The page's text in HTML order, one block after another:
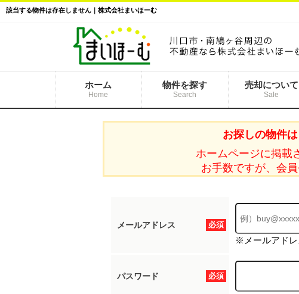
該当する物件は存在しません｜株式会社まいほーむ
ホーム
Home
物件を探す
Search
売却について
Sale
お探しの物件
ホームページに掲載
お手数ですが、会
必須
メールアドレス
※メールアドレ
必須
パスワード